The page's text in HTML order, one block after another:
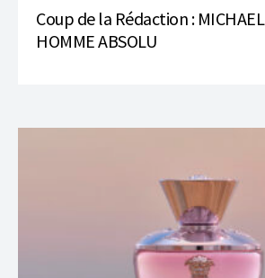
Coup de la Rédaction :
HOMME ABSOLU